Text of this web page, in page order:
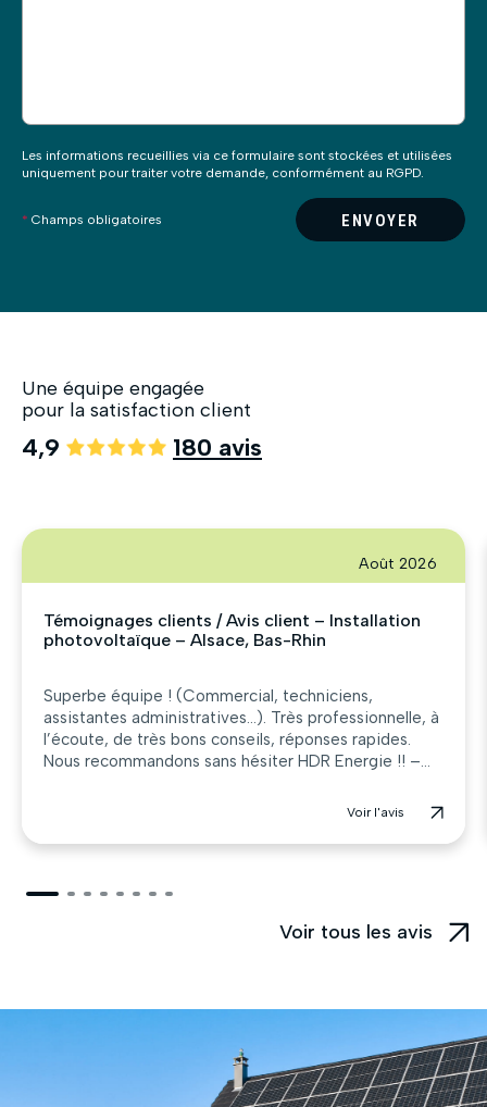
Les informations recueillies via ce formulaire sont stockées et utilisées
uniquement pour traiter votre demande, conformément au RGPD.
* Champs obligatoires ENVOYER
Une équipe engagée
pour la satisfaction client
4,9 180 avis
Août 2026
Témoignages clients / Avis client – Installation
photovoltaïque – Alsace, Bas-Rhin
Superbe équipe ! (Commercial, techniciens,
assistantes administratives…). Très professionnelle, à
l’écoute, de très bons conseils, réponses rapides.
Nous recommandons sans hésiter HDR Energie !! –...
Voir l'avis
Voir tous les avis